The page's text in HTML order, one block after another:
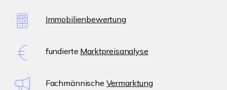
Immobilienbewertung
fundierte Marktpreisanalyse
Fachmännische Vermarktung